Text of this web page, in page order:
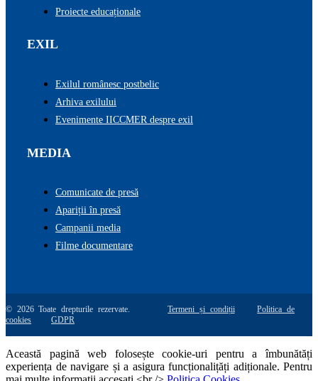
Proiecte educaționale
EXIL
Exilul românesc postbelic
Arhiva exilului
Evenimente IICCMER despre exil
MEDIA
Comunicate de presă
Apariții în presă
Campanii media
Filme documentare
© 2026 Toate drepturile rezervate.Termeni și condiții
Politica de
cookies
GDPR
Această pagină web folosește cookie-uri pentru a îmbunătăți
experiența de navigare și a asigura funcționalițăți adiționale. Pentru